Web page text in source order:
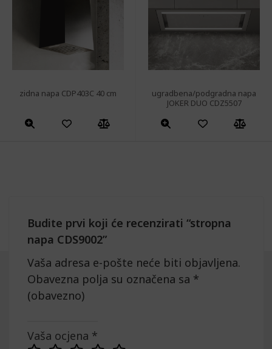
zidna napa CDP403C 40 cm
ugradbena/podgradna napa
JOKER DUO CDZ5507
Budite prvi koji će recenzirati “stropna
napa CDS9002”
Vaša adresa e-pošte neće biti objavljena.
Obavezna polja su označena sa *
(obavezno)
Vaša ocjena *